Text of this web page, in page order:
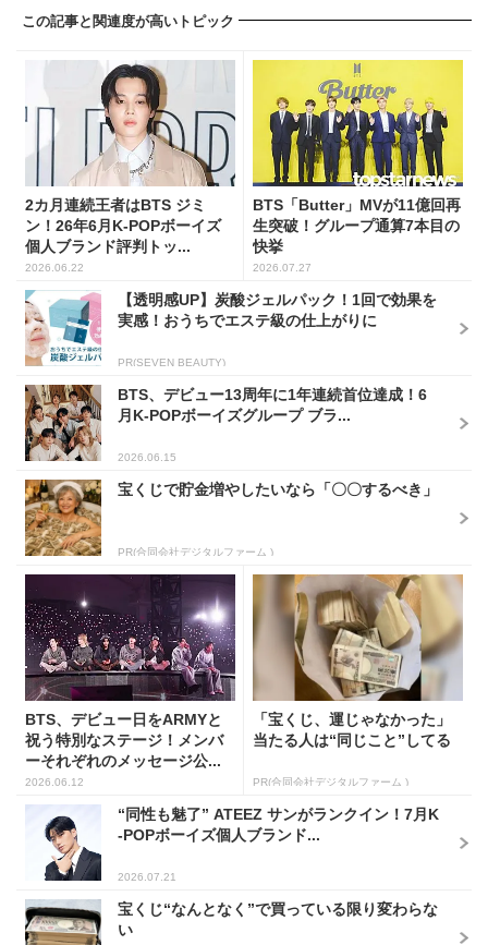
この記事と関連度が高いトピック
2カ月連続王者はBTS ジミ
ン！26年6月K-POPボーイズ
個人ブランド評判トッ...
2026.06.22
BTS「Butter」MVが11億回再
生突破！グループ通算7本目の
快挙
2026.07.27
【透明感UP】炭酸ジェルパック！1回で効果を
実感！おうちでエステ級の仕上がりに
PR(SEVEN BEAUTY)
BTS、デビュー13周年に1年連続首位達成！6
月K-POPボーイズグループ ブラ...
2026.06.15
宝くじで貯金増やしたいなら「〇〇するべき」
PR(合同会社デジタルファーム )
BTS、デビュー日をARMYと
祝う特別なステージ！メンバ
ーそれぞれのメッセージ公...
2026.06.12
「宝くじ、運じゃなかった」
当たる人は“同じこと”してる
PR(合同会社デジタルファーム )
“同性も魅了” ATEEZ サンがランクイン！7月K
-POPボーイズ個人ブランド...
2026.07.21
宝くじ“なんとなく”で買っている限り変わらな
い